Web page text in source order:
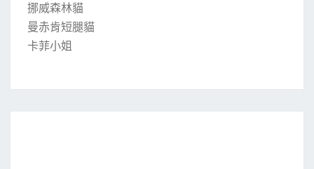
挪威森林貓
曼赤肯短腿貓
卡菲小姐